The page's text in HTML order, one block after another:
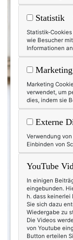
Statistik
Statistik-
wie Besucher
Informationen
Marketing
Marketing
verwendet, um
dies, indem sie
Externe
Verwendung
Einbinden von
YouTube
In einigen
eingebunden.
h. dass keinerlei
Sie sich dazu
Wiedergabe zu
Die Videos
von Youtube
Button erteilen